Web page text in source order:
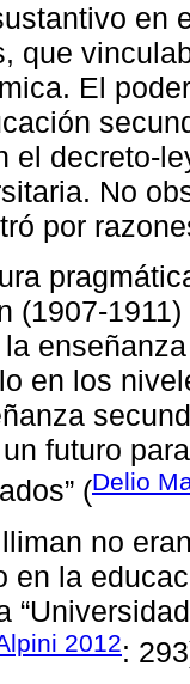
en
que
El
el decreto-
No
por
(1907-
en los
futuro
(Delio
no
en la
2012: